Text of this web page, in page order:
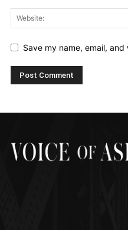
Save my name, email,